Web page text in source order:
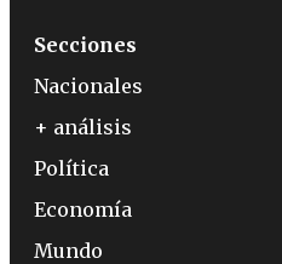
Secciones
Nacionales
+ análisis
Política
Economía
Mundo